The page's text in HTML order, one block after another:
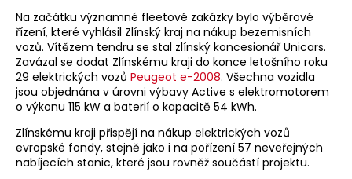
Na začátku významné fleetové zakázky bylo výběrové
řízení, které vyhlásil Zlínský kraj na nákup bezemisních
vozů. Vítězem tendru se stal zlínský koncesionář Unicars.
Zavázal se dodat Zlínskému kraji do konce letošního roku
29 elektrických vozů Peugeot e-2008. Všechna vozidla
jsou objednána v úrovni výbavy Active s elektromotorem
o výkonu 115 kW a baterií o kapacitě 54 kWh.
Zlínskému kraji přispějí na nákup elektrických vozů
evropské fondy, stejně jako i na pořízení 57 neveřejných
nabíjecích stanic, které jsou rovněž součástí projektu.